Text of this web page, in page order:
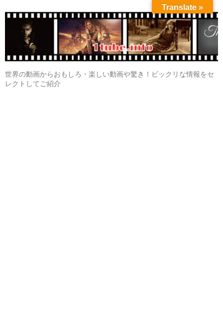
世界の動画からおもしろ・楽しい動画や驚き！ビックリな情報をセ
レクトしてご紹介
Translate »